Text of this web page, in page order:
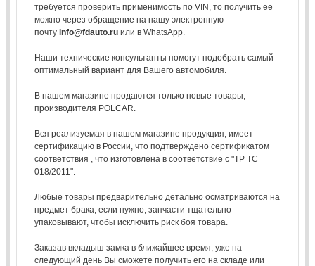
требуется проверить применимость по VIN, то получить ее
можно через обращение на нашу электронную
почту info@fdauto.ruили в WhatsApp.
Наши технические консультанты помогут подобрать самый
оптимальный вариант для Вашего автомобиля.
В нашем магазине продаются только новые товары,
производителя POLCAR.
Вся реализуемая в нашем магазине продукция, имеет
сертификацию в России, что подтверждено сертификатом
соответствия , что изготовлена в соответствие с "ТР ТС
018/2011".
Любые товары предварительно детально осматриваются на
предмет брака, если нужно, запчасти тщательно
упаковывают, чтобы исключить риск боя товара.
Заказав вкладыш замка в ближайшее время, уже на
следующий день Вы сможете получить его на складе или